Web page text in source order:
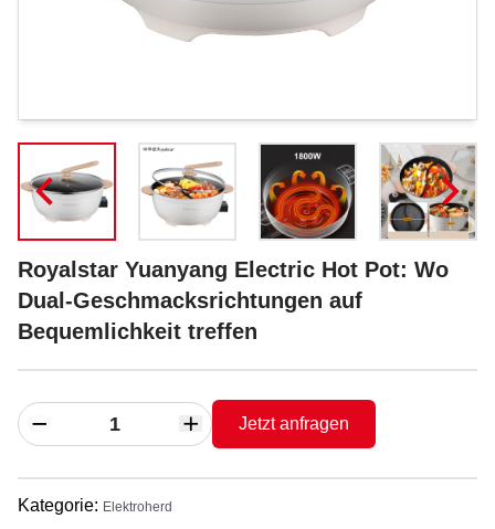
Royalstar Yuanyang Electric Hot Pot: Wo
Dual-Geschmacksrichtungen auf
Bequemlichkeit treffen
Jetzt anfragen
Kategorie: Elektroherd